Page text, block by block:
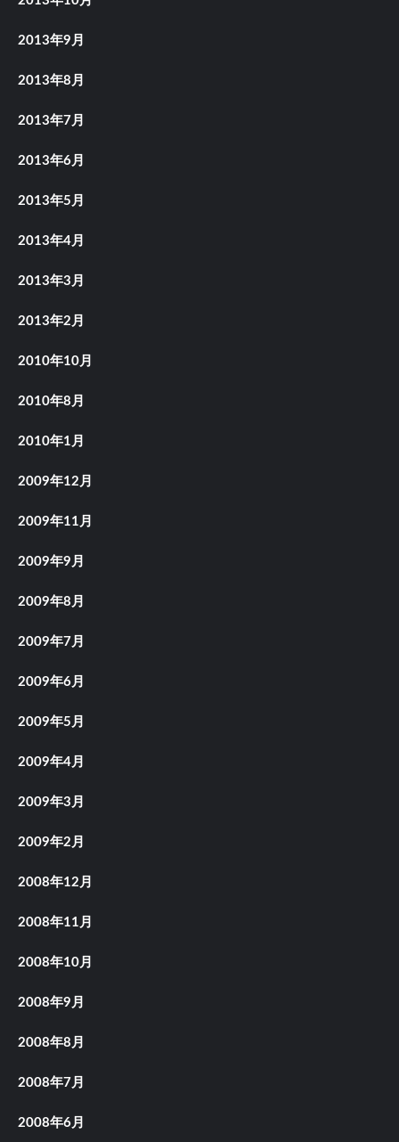
2013年9月
2013年8月
2013年7月
2013年6月
2013年5月
2013年4月
2013年3月
2013年2月
2010年10月
2010年8月
2010年1月
2009年12月
2009年11月
2009年9月
2009年8月
2009年7月
2009年6月
2009年5月
2009年4月
2009年3月
2009年2月
2008年12月
2008年11月
2008年10月
2008年9月
2008年8月
2008年7月
2008年6月